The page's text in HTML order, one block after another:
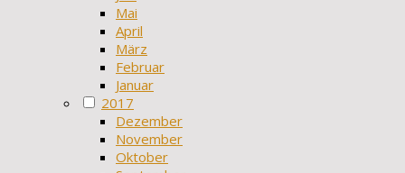
Mai
April
März
Februar
Januar
2017
Dezember
November
Oktober